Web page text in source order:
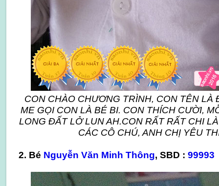
CON CHÀO CHƯƠNG TRÌNH, CON TÊN LÀ
ME GỌI CON LÀ BÉ BI. CON THÍCH CƯỜI,
LONG ĐẤT LỞ LUN AH.CON RẤT RẤT CHI
CÁC CÔ CHÚ, ANH CHỊ YÊU
2. Bé Nguyễn Văn Minh Thông, SBD : 99993